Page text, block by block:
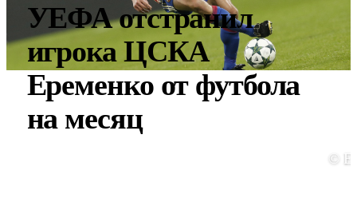
УЕФА отстранил
игрока ЦСКА
Еременко от футбола
на месяц
©